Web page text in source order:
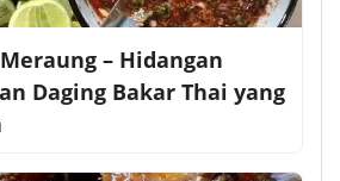
– Hidangan
Daging Bakar Thai yang